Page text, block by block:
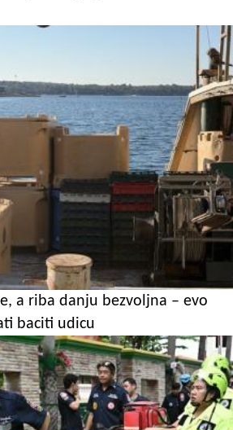
a riba danju bezvoljna – evo
baciti udicu